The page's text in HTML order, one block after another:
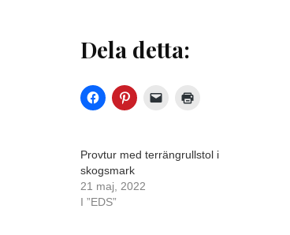
Dela detta:
Provtur med terrängrullstol i
skogsmark
21 maj, 2022
I ”EDS”